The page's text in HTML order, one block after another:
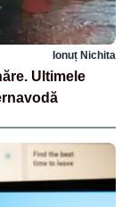
Ionuț Nichita
Ultimele